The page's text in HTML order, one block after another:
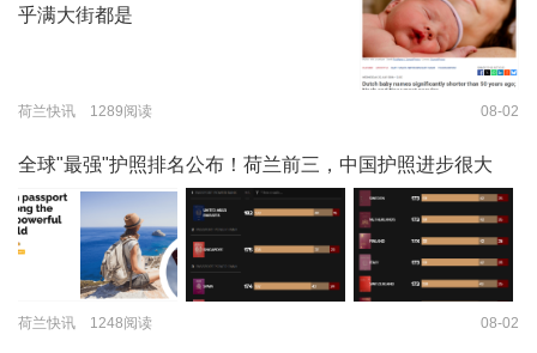
乎满大街都是
荷兰快讯 1289阅读 08-02
全球"最强"护照排名公布！荷兰前三，中国护照进步很大
荷兰快讯 1248阅读 08-02